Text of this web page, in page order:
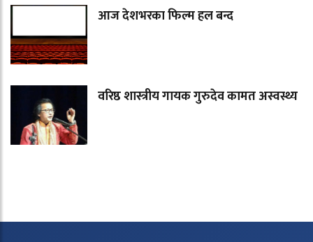
आज देशभरका फिल्म हल बन्द
वरिष्ठ शास्त्रीय गायक गुरुदेव कामत अस्वस्थ्य